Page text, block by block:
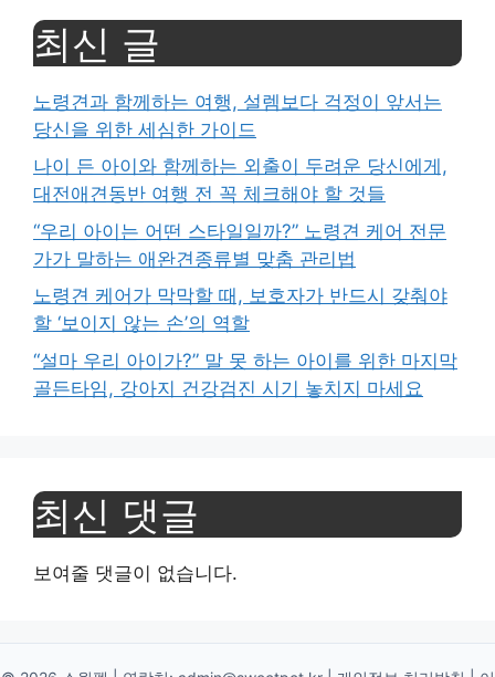
최신 글
노령견과 함께하는 여행, 설렘보다 걱정이 앞서는
당신을 위한 세심한 가이드
나이 든 아이와 함께하는 외출이 두려운 당신에게,
대전애견동반 여행 전 꼭 체크해야 할 것들
“우리 아이는 어떤 스타일일까?” 노령견 케어 전문
가가 말하는 애완견종류별 맞춤 관리법
노령견 케어가 막막할 때, 보호자가 반드시 갖춰야
할 ‘보이지 않는 손’의 역할
“설마 우리 아이가?” 말 못 하는 아이를 위한 마지막
골든타임, 강아지 건강검진 시기 놓치지 마세요
최신 댓글
보여줄 댓글이 없습니다.